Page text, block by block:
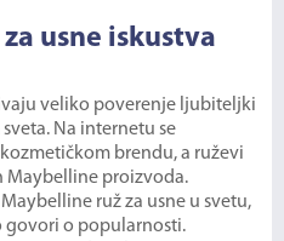
usne iskustva
veliko poverenje ljubiteljki
Na internetu se
brendu, a ruževi
Maybelline proizvoda.
ruž za usne u svetu,
govori o popularnosti.